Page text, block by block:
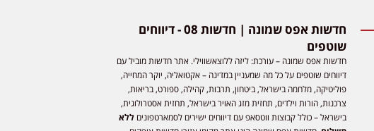
חדשות אפס שמונה | חדשות 08 - דיווחים
שוטפים
חדשות אפס שמונה – עורכת: ליזה ללוצאשווילי. אתר חדשות מוביל עם
דיווחים שוטפים על כל מה שמעניין במדינה – אקטואליה, יוקר המחייה,
פוליטיקה, מלחמה בישראל, ביטחון, תרבות, קהילה, ספורט, בריאות,
צרכנות, הורות וילדים, תחזית מזג האויר בישראל, תחזית אסטרולוגית,
בישראל – כולל קבוצות ווטסאפ עם דיווחים ישירים לסמארטפוניםללא